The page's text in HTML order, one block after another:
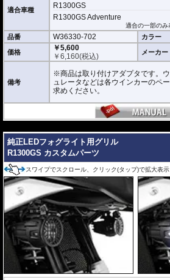
適合車種
R1300GS
R1300GS Adventure
適合の一部の
品番 W36330-702 カラー
価格
￥5,600
￥6,160(税込) メーカー
備考
※商品は取り付けアダプタです。
ュレータなどは各ウインカーのペ
求めください。
純正LEDフォグライト用グリル
R1300GS カスタムパーツ
スワイプでスクロール、クリック(タップ)で拡大表示